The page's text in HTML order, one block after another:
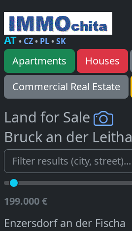
AT• CZ• PL•SK
Apartments Houses
Commercial Real Estate
Land for Sale
Bruck an der Leitha
199.000 €
Enzersdorf an der Fischa